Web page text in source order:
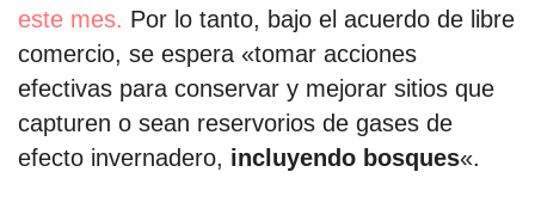
este mes. Por lo tanto, bajo el acuerdo de libre
comercio, se espera «tomar acciones
efectivas para conservar y mejorar sitios que
capturen o sean reservorios de gases de
efecto invernadero, incluyendo bosques«.